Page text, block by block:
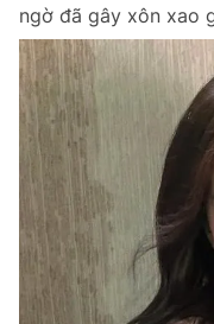
ngờ đã gây xôn xao